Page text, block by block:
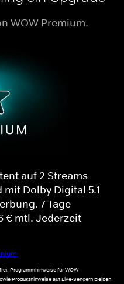
WOW Premium.
auf 2 Streams
Dolby Digital 5.1
7 Tage
€ mtl. Jederzeit
Programmhinweise für WOW
Produkthinweise auf Live-Sendern bleiben